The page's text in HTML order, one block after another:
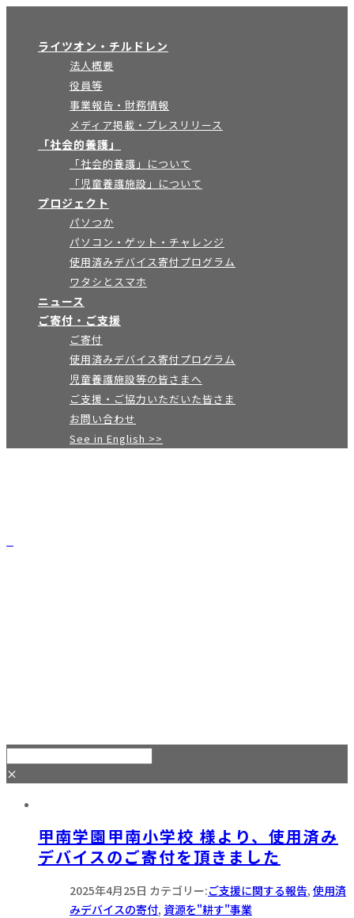
ライツオン・チルドレン
法人概要
役員等
事業報告・財務情報
メディア掲載・プレスリリース
「社会的養護」
「社会的養護」について
「児童養護施設」について
プロジェクト
パソつか
パソコン・ゲット・チャレンジ
使用済みデバイス寄付プログラム
ワタシとスマホ
ニュース
ご寄付・ご支援
ご寄付
使用済みデバイス寄付プログラム
児童養護施設等の皆さまへ
ご支援・ご協力いただいた皆さま
お問い合わせ
See in English >>
×
甲南学園甲南小学校 様より、使用済み
デバイスのご寄付を頂きました
2025年4月25日 カテゴリー:ご支援に関する報告, 使用済
みデバイスの寄付, 資源を"耕す"事業